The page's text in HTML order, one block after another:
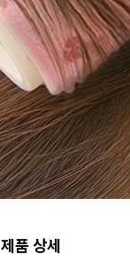
제품 상세